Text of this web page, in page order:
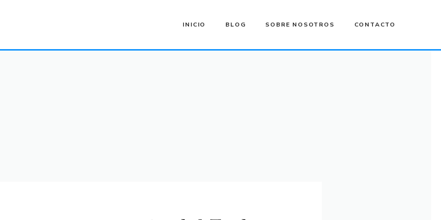
INICIO BLOG SOBRE NOSOTROS CONTACTO